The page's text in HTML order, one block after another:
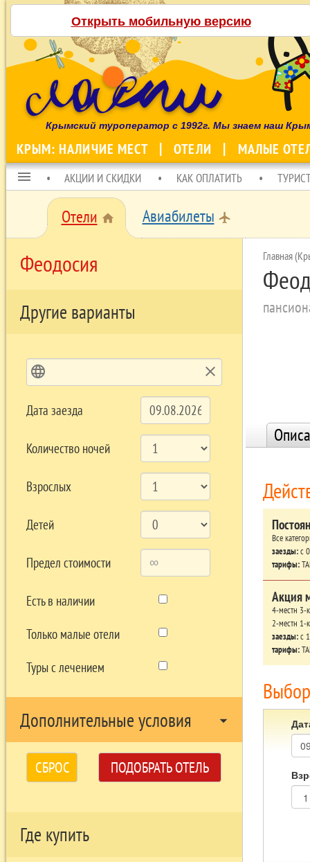
Открыть мобильную версию
Крымский туроператор с 1992г. Мы знаем наш
КРЫМ: НАЛИЧИЕ МЕСТ ОТЕЛИ МАЛЫЕ
menu АКЦИИ И СКИДКИ КАК ОПЛАТИТЬ
Отели home Авиабилеты local_airport
Феодосия
Другие варианты
language clear
Дата заезда
Количество ночей
Взрослых
Детей
Предел стоимости
Есть в наличии
Только малые отели
Туры с лечением
Дополнительные условия arrow_drop_down
СБРОС ПОДОБРАТЬ ОТЕЛЬ
Где купить
Главная
Все
заезды:c
тарифы:
Акция
4-местн 3-
2-местн 1-
заезды:c
тарифы: